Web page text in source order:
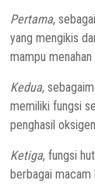
Pertama,
yang mengikis
mampu
Kedua,
memiliki fungsi
penghasil
Ketiga, fungsi
berbagai macam